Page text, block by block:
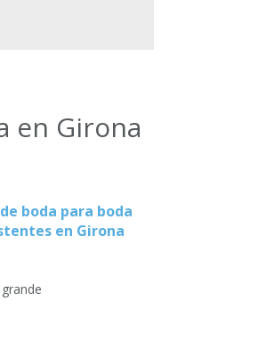
en Girona
boda para boda
en Girona